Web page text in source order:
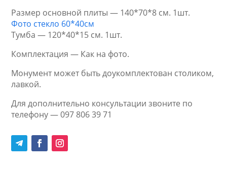
Размер основной плиты — 140*70*8 см. 1шт.
Фото стекло 60*40см
Тумба — 120*40*15 см. 1шт.
Комплектация — Как на фото.
Монумент может быть доукомплектован столиком,
лавкой.
Для дополнительно консультации звоните по
телефону — 097 806 39 71